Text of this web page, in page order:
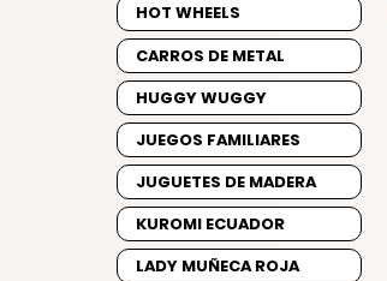
HOT WHEELS
CARROS DE METAL
HUGGY WUGGY
JUEGOS FAMILIARES
JUGUETES DE MADERA
KUROMI ECUADOR
LADY MUÑECA ROJA